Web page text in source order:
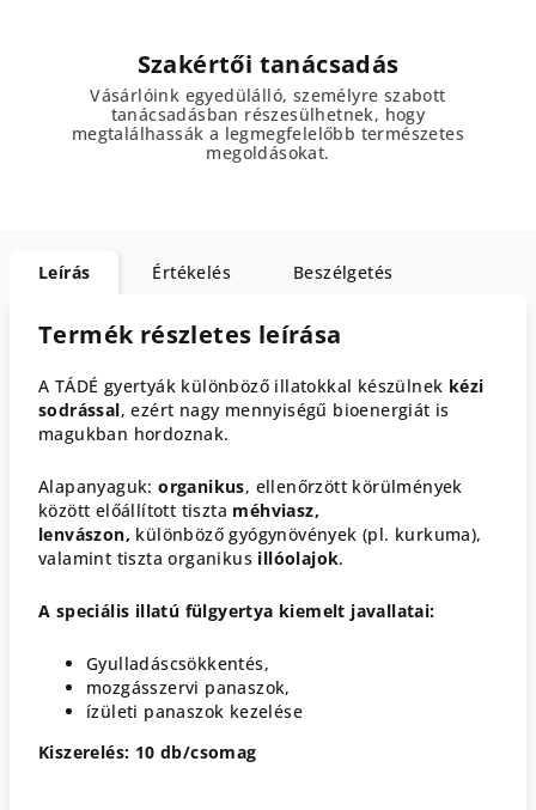
Szakértői tanácsadás
Vásárlóink egyedülálló, személyre szabott
tanácsadásban részesülhetnek, hogy
megtalálhassák a legmegfelelőbb természetes
megoldásokat.
Leírás Értékelés Beszélgetés
Termék részletes leírása
A TÁDÉ gyertyák különböző illatokkal készülnek kézi
sodrással, ezért nagy mennyiségű bioenergiát is
magukban hordoznak.
Alapanyaguk: organikus, ellenőrzött körülmények
között előállított tiszta méhviasz,
lenvászon, különböző gyógynövények (pl. kurkuma),
valamint tiszta organikus illóolajok.
A speciális illatú fülgyertya kiemelt javallatai:
Gyulladáscsökkentés,
mozgásszervi panaszok,
ízületi panaszok kezelése
Kiszerelés: 10 db/csomag